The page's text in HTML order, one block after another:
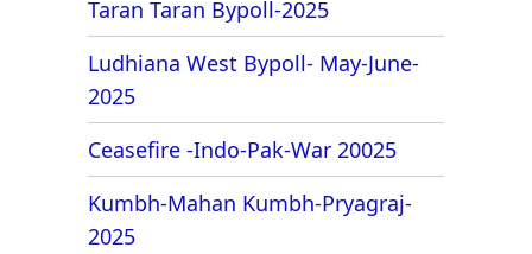
Taran Taran Bypoll-2025
Ludhiana West Bypoll- May-June-
2025
Ceasefire -Indo-Pak-War 20025
Kumbh-Mahan Kumbh-Pryagraj-
2025